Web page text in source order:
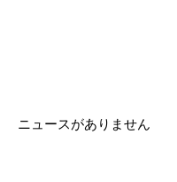
ニュースがありません